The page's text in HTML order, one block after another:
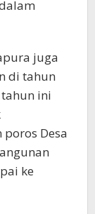
juga
di tahun
ini
Desa
ke